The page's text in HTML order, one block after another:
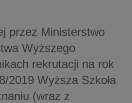
przez Ministerstwo
Wyższego
rekrutacji na rok
2019 Wyższa Szkoła
(wraz z